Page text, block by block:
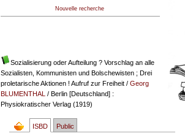
Nouvelle recherche
Sozialisierung oder Aufteilung ? Vorschlag an alle
Sozialisten, Kommunisten und Bolschewisten ; Drei
proletarische Aktionen ! Aufruf zur Freiheit/ Georg
BLUMENTHAL / Berlin [Deutschland] :
Physiokratischer Verlag (1919)
ISBD Public